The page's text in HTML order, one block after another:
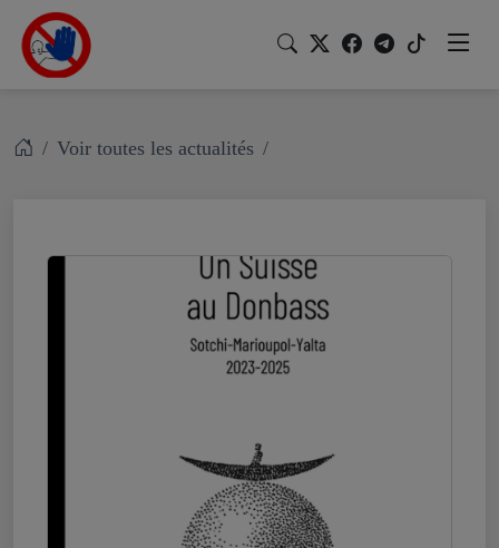
Voir toutes les actualités